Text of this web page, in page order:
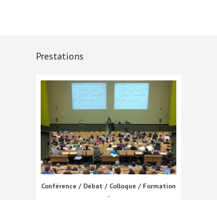
Prestations
Conférence / Débat / Colloque / Formation
..